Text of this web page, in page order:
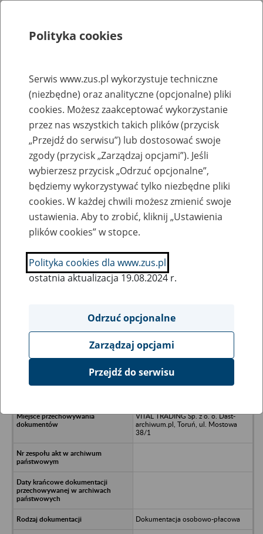
Rejestry, ewidencje i archiwa
Baza zlikwidowanych lub
przekształconych zakładów pracy
Nazwa zakładu pracy:
SZUKAJ
Ukryj wszystkie pozycje bazy
Zakład Produkcyjno-Budowlany
VITAL TRADING Sp. z o. o. Dast-
archiwum.pl, Toruń, ul. Mostowa
38/1
Dokumentacja osobowo-płacowa
Polityka cookies
Serwis www.zus.pl wykorzystuje techniczne
(niezbędne) oraz analityczne (opcjonalne) pliki
cookies. Możesz zaakceptować wykorzystanie
przez nas wszystkich takich plików (przycisk
„Przejdź do serwisu”) lub dostosować swoje
zgody (przycisk „Zarządzaj opcjami”). Jeśli
wybierzesz przycisk „Odrzuć opcjonalne”,
będziemy wykorzystywać tylko niezbędne pliki
cookies. W każdej chwili możesz zmienić swoje
ustawienia. Aby to zrobić, kliknij „Ustawienia
plików cookies” w stopce.
Polityka cookies dla www.zus.pl
ostatnia aktualizacja 19.08.2024 r.
Odrzuć opcjonalne
Zarządzaj opcjami
Przejdź do serwisu